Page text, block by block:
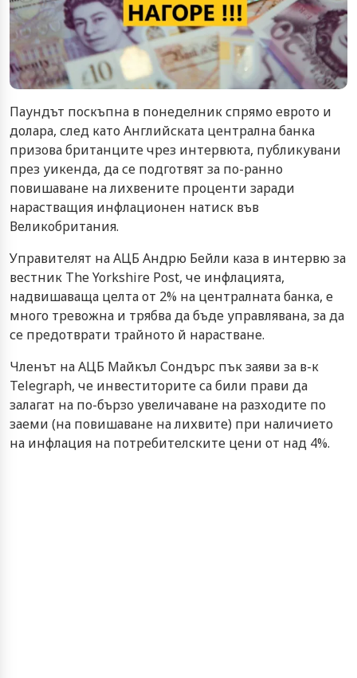
Паундът поскъпна в понеделник спрямо еврото и
долара, след като Английската централна банка
призова британците чрез интервюта, публикувани
през уикенда, да се подготвят за по-ранно
повишаване на лихвените проценти заради
нарастващия инфлационен натиск във
Великобритания.
Управителят на АЦБ Андрю Бейли каза в интервю за
вестник The Yorkshire Post, че инфлацията,
надвишаваща целта от 2% на централната банка, е
много тревожна и трябва да бъде управлявана, за да
се предотврати трайното й нарастване.
Членът на АЦБ Майкъл Сондърс пък заяви за в-к
Telegraph, че инвеститорите са били прави да
залагат на по-бързо увеличаване на разходите по
заеми (на повишаване на лихвите) при наличието
на инфлация на потребителските цени от над 4%.